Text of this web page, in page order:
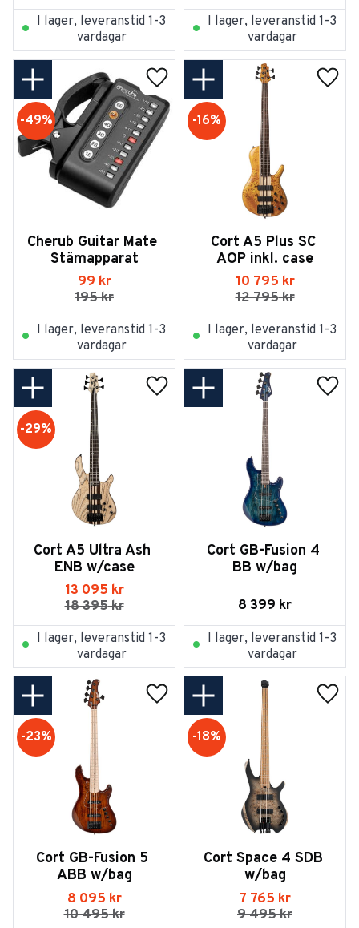
I lager, leveranstid 1-3
vardagar
I lager, leveranstid 1-3
vardagar
Cherub Guitar Mate
Stämapparat
99 kr
195kr
49%
Lägg till i favoriter
I lager, leveranstid 1-3
vardagar
Cort A5 Plus SC
AOP inkl. case
10 795 kr
12 795kr
16%
I lager, leveranstid 1-3
vardagar
Cort A5 Ultra Ash
ENB w/case
13 095 kr
18 395kr
29%
Lägg till i favoriter
I lager, leveranstid 1-3
vardagar
Cort GB-Fusion 4
BB w/bag
8 399 kr
I lager, leveranstid 1-3
vardagar
Cort GB-Fusion 5
ABB w/bag
8 095 kr
10 495kr
23%
Lägg till i favoriter
Cort Space 4 SDB
w/bag
7 765 kr
9 495kr
18%